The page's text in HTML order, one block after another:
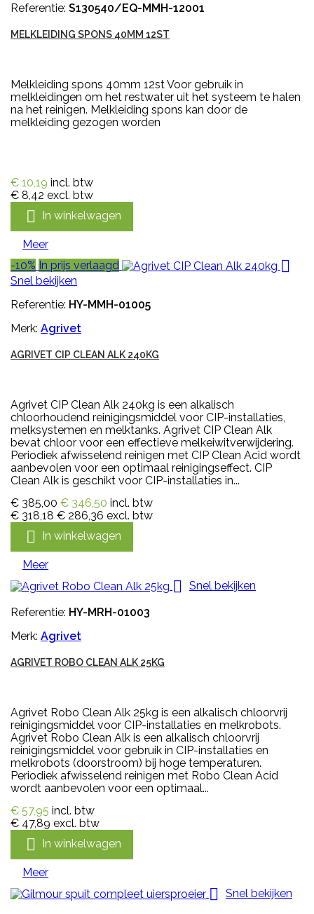
Referentie: S130540/EQ-MMH-12001
MELKLEIDING SPONS 40MM 12ST
Melkleiding spons 40mm 12st Voor gebruik in
melkleidingen om het restwater uit het systeem te halen
na het reinigen. Melkleiding spons kan door de
melkleiding gezogen worden
€ 10,19 incl. btw
€ 8,42 excl. btw
 In winkelwagen
Meer
-10% In prijs verlaagd 
Snel bekijken
Referentie: HY-MMH-01005
Merk: Agrivet
AGRIVET CIP CLEAN ALK 240KG
Agrivet CIP Clean Alk 240kg is een alkalisch
chloorhoudend reinigingsmiddel voor CIP-installaties,
melksystemen en melktanks. Agrivet CIP Clean Alk
bevat chloor voor een effectieve melkeiwitverwijdering.
Periodiek afwisselend reinigen met CIP Clean Acid wordt
aanbevolen voor een optimaal reinigingseffect. CIP
Clean Alk is geschikt voor CIP-installaties in...
€ 385,00 € 346,50 incl. btw
€ 318,18 € 286,36 excl. btw
 In winkelwagen
Meer
 Snel bekijken
Referentie: HY-MRH-01003
Merk: Agrivet
AGRIVET ROBO CLEAN ALK 25KG
Agrivet Robo Clean Alk 25kg is een alkalisch chloorvrij
reinigingsmiddel voor CIP-installaties en melkrobots.
Agrivet Robo Clean Alk is een alkalisch chloorvrij
reinigingsmiddel voor gebruik in CIP-installaties en
melkrobots (doorstroom) bij hoge temperaturen.
Periodiek afwisselend reinigen met Robo Clean Acid
wordt aanbevolen voor een optimaal...
€ 57,95 incl. btw
€ 47,89 excl. btw
 In winkelwagen
Meer
 Snel bekijken